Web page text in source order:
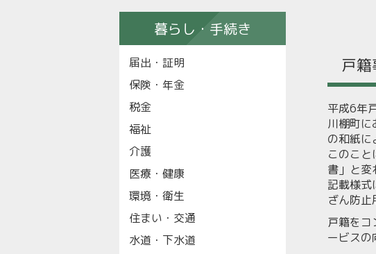
戸
平成6年
川棚町
の和紙に
このこ
書」と変
記載様式
ざん防止
戸籍をコ
ービスの
暮らし・手続き
届出・証明
保険・年金
税金
福祉
介護
医療・健康
環境・衛生
住まい・交通
水道・下水道